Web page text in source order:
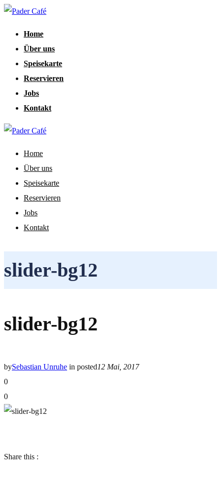
Home
Über uns
Speisekarte
Reservieren
Jobs
Kontakt
Home
Über uns
Speisekarte
Reservieren
Jobs
Kontakt
slider-bg12
slider-bg12
bySebastian Unruhe in posted12 Mai, 2017
0
0
Share this :